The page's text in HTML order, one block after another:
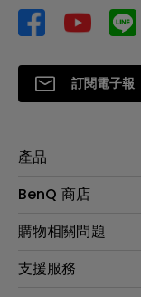
訂閱電子報
產品
大型液晶
投影機
智慧照明
BenQ 商店
最新產品與活動
尋找銷售據點
購物相關問題
第一次購物就上手
支援服務